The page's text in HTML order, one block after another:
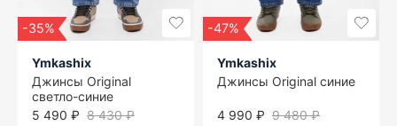
-35%
Ymkashix
Джинсы Original
светло-синие
8 430 ₽
5 490 ₽
-47%
Ymkashix
Джинсы Original синие
9 480 ₽
4 990 ₽